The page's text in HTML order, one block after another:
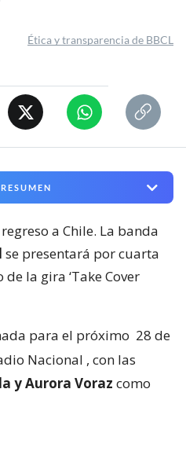
Ética y transparencia de BBCL
a Chile. La banda
se presentará por cuarta
la gira ‘Take Cover
para el próximo 28 de
Nacional , con las
y Aurora Voraz como